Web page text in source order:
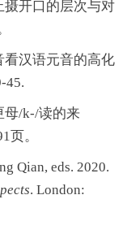
开口的层次与对
汉语元音的高化
45.
/k-/读的来
页。
Qian, eds. 2020.
. London: